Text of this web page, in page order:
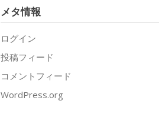
メタ情報
ログイン
投稿フィード
コメントフィード
WordPress.org